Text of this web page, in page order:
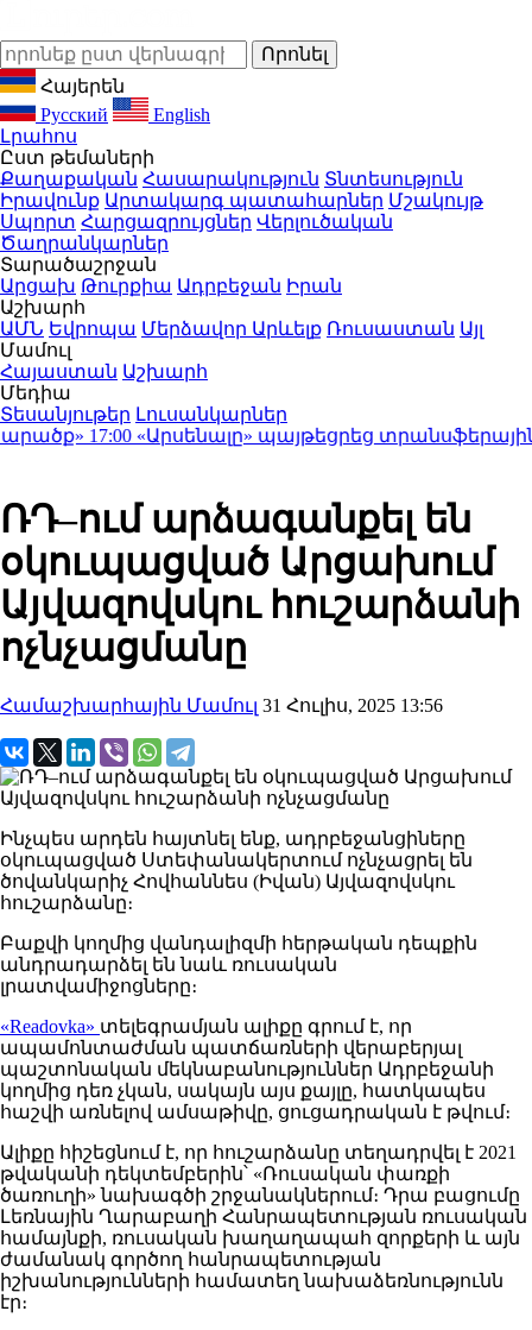
Հայերեն
Русский
English
Լրահոս
Ըստ թեմաների
Քաղաքական Հասարակություն Տնտեսություն
Իրավունք Արտակարգ պատահարներ Մշակույթ
Սպորտ Հարցազրույցներ Վերլուծական
Ծաղրանկարներ
Տարածաշրջան
Արցախ Թուրքիա Ադրբեջան Իրան
Աշխարհ
ԱՄՆ Եվրոպա Մերձավոր Արևելք Ռուսաստան Այլ
Մամուլ
Հայաստան Աշխարհ
Մեդիա
Տեսանյութեր Լուսանկարներ
17:00«Արսենալը» պայթեցրեց տրանսֆերային
ՌԴ–ում արձագանքել են
օկուպացված Արցախում
Այվազովսկու հուշարձանի
ոչնչացմանը
Համաշխարհային Մամուլ 31 Հուլիս, 2025 13:56
Ինչպես արդեն հայտնել ենք, ադրբեջանցիները
օկուպացված Ստեփանակերտում ոչնչացրել են
ծովանկարիչ Հովհաննես (Իվան) Այվազովսկու
հուշարձանը։
Բաքվի կողմից վանդալիզմի հերթական դեպքին
անդրադարձել են նաև ռուսական
լրատվամիջոցները։
«Readovka» տելեգրամյան ալիքը գրում է, որ
ապամոնտաժման պատճառների վերաբերյալ
պաշտոնական մեկնաբանություններ Ադրբեջանի
կողմից դեռ չկան, սակայն այս քայլը, հատկապես
հաշվի առնելով ամսաթիվը, ցուցադրական է թվում։
Ալիքը հիշեցնում է, որ հուշարձանը տեղադրվել է 2021
թվականի դեկտեմբերին՝ «Ռուսական փառքի
ծառուղի» նախագծի շրջանակներում։ Դրա բացումը
Լեռնային Ղարաբաղի Հանրապետության ռուսական
համայնքի, ռուսական խաղաղապահ զորքերի և այն
ժամանակ գործող հանրապետության
իշխանությունների համատեղ նախաձեռնությունն
էր։